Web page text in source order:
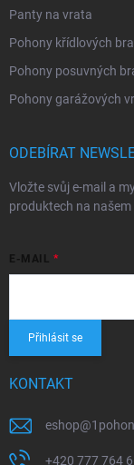
Panty na vrata
Pohony křídlových
Pohony posuvných
Pohony garážových
ODEBÍRAT
Vložte svůj e-mail a
produktech na našem
E-MAIL
Přihlásit se
KONTAKT
eshop@
+420 777 764